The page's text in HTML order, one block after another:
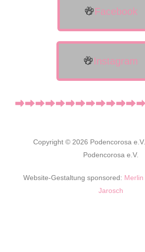
Facebook
Instagram
Copyright © 2026 Podencorosa
Podencorosa e.V.
Website-Gestaltung sponsored:
Jarosch